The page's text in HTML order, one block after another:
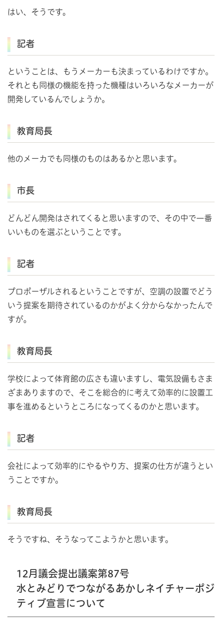
はい、そうです。
記者
ということは、もうメーカーも決まっているわけですか。
それとも同様の機能を持った機種はいろいろなメーカーが
開発しているんでしょうか。
教育局長
他のメーカでも同様のものはあるかと思います。
市長
どんどん開発はされてくると思いますので、その中で一番
いいものを選ぶということです。
記者
プロポーザルされるということですが、空調の設置でどう
いう提案を期待されているのかがよく分からなかったんで
すが。
教育局長
学校によって体育館の広さも違いますし、電気設備もさま
ざまありますので、そこを総合的に考えて効率的に設置工
事を進めるというところになってくるのかと思います。
記者
会社によって効率的にやるやり方、提案の仕方が違うとい
うことですか。
教育局長
そうですね、そうなってこようかと思います。
12月議会提出議案第87号
水とみどりでつながるあかしネイチャーポジ
ティブ宣言について